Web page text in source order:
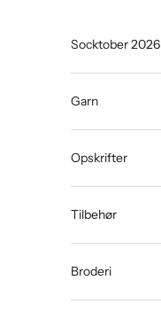
Socktober 2026
Garn
Opskrifter
Tilbehør
Broderi